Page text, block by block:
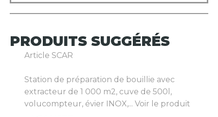
PRODUITS SUGGÉRÉS
Article SCAR
Station de préparation de bouillie avec
extracteur de 1 000 m2, cuve de 500l,
volucompteur, évier INOX,... Voir le produit